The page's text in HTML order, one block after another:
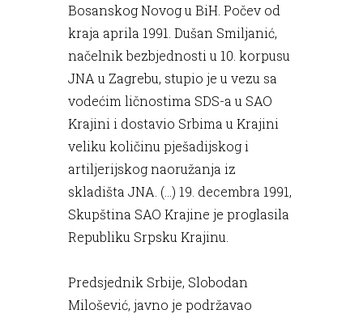
Bosanskog Novog u BiH. Počev od
kraja aprila 1991. Dušan Smiljanić,
načelnik bezbjednosti u 10. korpusu
JNA u Zagrebu, stupio je u vezu sa
vodećim ličnostima SDS-a u SAO
Krajini i dostavio Srbima u Krajini
veliku količinu pješadijskog i
artiljerijskog naoružanja iz
skladišta JNA. (...) 19. decembra 1991,
Skupština SAO Krajine je proglasila
Republiku Srpsku Krajinu.
Predsjednik Srbije, Slobodan
Milošević, javno je podržavao